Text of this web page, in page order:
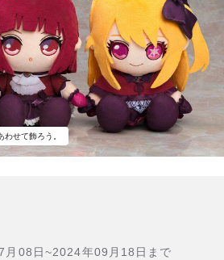
せて飾ろう。
月08日~2024年09月18日まで